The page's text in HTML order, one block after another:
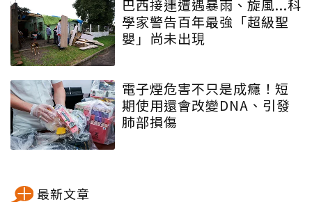
巴西接連遭遇暴雨、旋風...科
學家警告百年最強「超級聖
嬰」尚未出現
電子煙危害不只是成癮！短
期使用還會改變DNA、引發
肺部損傷
最新文章